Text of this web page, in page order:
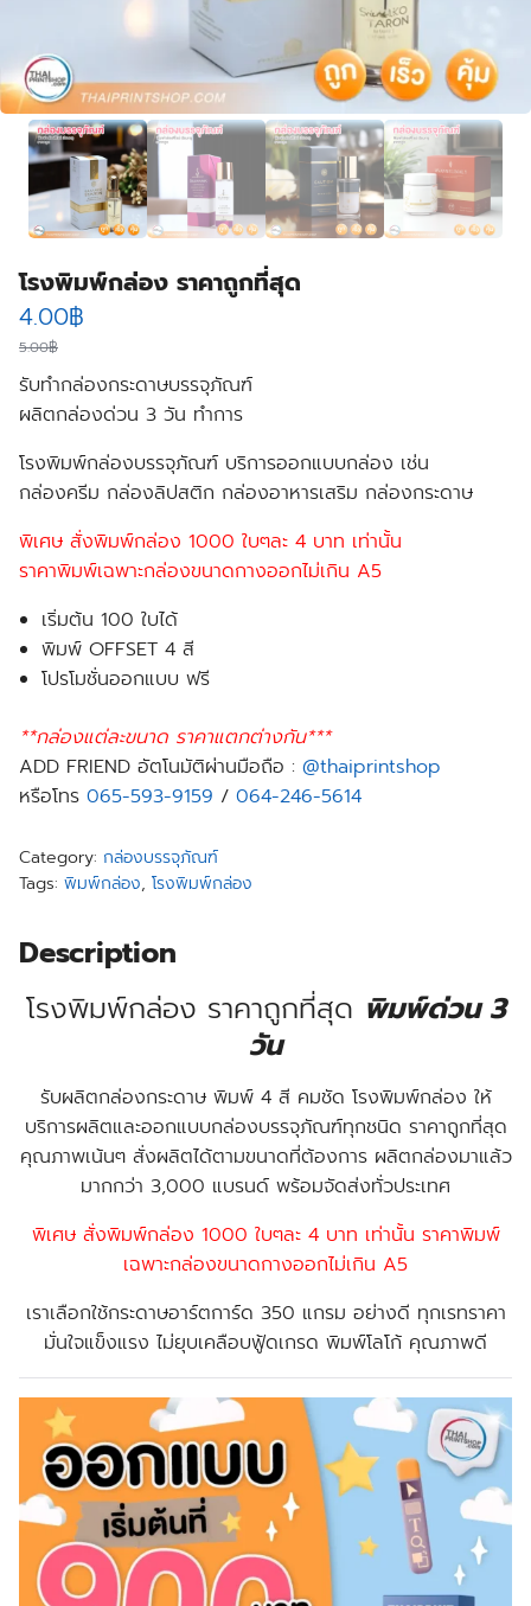
โรงพิมพ์กล่อง ราคาถูกที่สุด
5.00฿
Original
price
was:
5.00฿.
4.00฿
is:
4.00฿.
รับทำกล่องกระดาษบรรจุภัณฑ์
ผลิตกล่องด่วน 3 วัน ทำการ
โรงพิมพ์กล่องบรรจุภัณฑ์ บริการออกแบบกล่อง เช่น
กล่องครีม กล่องลิปสติก กล่องอาหารเสริม กล่องกระดาษ
พิเศษ สั่งพิมพ์กล่อง 1000 ใบๆละ 4 บาท เท่านั้น
ราคาพิมพ์เฉพาะกล่องขนาดกางออกไม่เกิน A5
เริ่มต้น 100 ใบได้
พิมพ์ OFFSET 4 สี
โปรโมชั่นออกแบบฟรี
**กล่องแต่ละขนาด ราคาแตกต่างกัน***
ADD FRIEND อัตโนมัติผ่านมือถือ : @thaiprintshop
หรือโทร 065-593-9159 / 064-246-5614
Category: กล่องบรรจุภัณฑ์
Tags: พิมพ์กล่อง, โรงพิมพ์กล่อง
Description
โรงพิมพ์กล่อง ราคาถูกที่สุด พิมพ์ด่วน 3
วัน
รับผลิตกล่องกระดาษ พิมพ์ 4 สี คมชัด โรงพิมพ์กล่อง ให้
บริการผลิตและออกแบบกล่องบรรจุภัณฑ์ทุกชนิด ราคาถูกที่สุด
คุณภาพเน้นๆ สั่งผลิตได้ตามขนาดที่ต้องการ ผลิตกล่องมาแล้ว
มากกว่า 3,000 แบรนด์ พร้อมจัดส่งทั่วประเทศ
พิเศษ สั่งพิมพ์กล่อง 1000 ใบๆละ 4 บาท เท่านั้น ราคาพิมพ์
เฉพาะกล่องขนาดกางออกไม่เกิน A5
เราเลือกใช้กระดาษอาร์ตการ์ด 350 แกรม อย่างดี ทุกเรทราคา
มั่นใจแข็งแรง ไม่ยุบเคลือบฟู้ดเกรด พิมพ์โลโก้ คุณภาพดี